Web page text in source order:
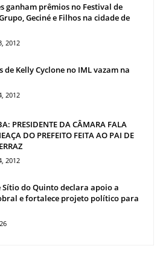
ganham prêmios no Festival de
Geciné e Filhos na cidade de
2012
de Kelly Cyclone no IML vazam na
2012
PRESIDENTE DA CÂMARA FALA
DO PREFEITO FEITA AO PAI DE
2012
Sítio do Quinto declara apoio a
e fortalece projeto político para